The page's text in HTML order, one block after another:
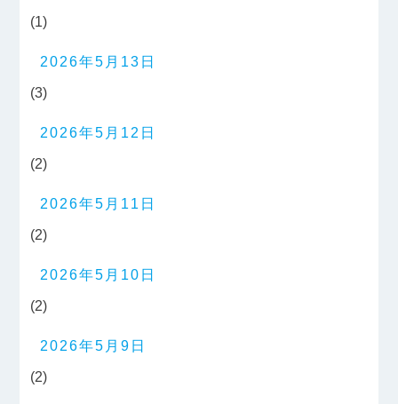
(1)
2026年5月13日
(3)
2026年5月12日
(2)
2026年5月11日
(2)
2026年5月10日
(2)
2026年5月9日
(2)